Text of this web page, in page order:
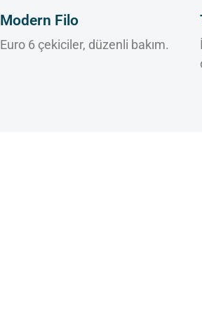
Modern Filo
Euro 6 çekiciler, düzenli bakım.